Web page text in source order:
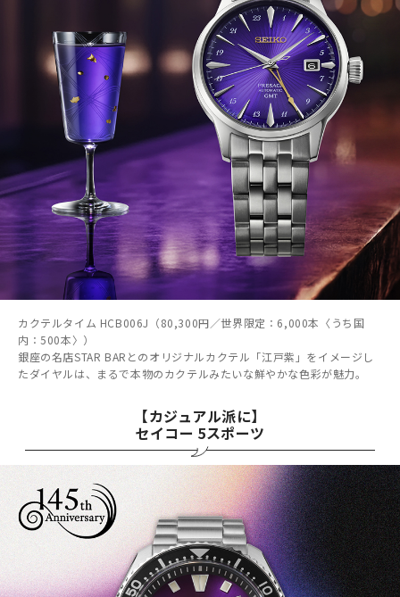
カクテルタイム HCB006J（80,300円／世界限定：6,000本〈うち国
内：500本〉）
銀座の名店STAR BARとのオリジナルカクテル「江戸紫」をイメージし
たダイヤルは、まるで本物のカクテルみたいな鮮やかな色彩が魅力。
【カジュアル派に】
セイコー 5スポーツ